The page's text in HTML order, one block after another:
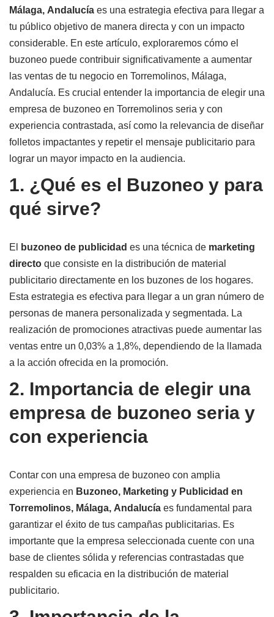
Málaga, Andalucía es una estrategia efectiva para llegar a
tu público objetivo de manera directa y con un impacto
considerable. En este artículo, exploraremos cómo el
buzoneo puede contribuir significativamente a aumentar
las ventas de tu negocio en Torremolinos, Málaga,
Andalucía. Es crucial entender la importancia de elegir una
empresa de buzoneo en Torremolinos seria y con
experiencia contrastada, así como la relevancia de diseñar
folletos impactantes y repetir el mensaje publicitario para
lograr un mayor impacto en la audiencia.
1. ¿Qué es el Buzoneo y para
qué sirve?
El buzoneo de publicidad es una técnica de marketing
directo que consiste en la distribución de material
publicitario directamente en los buzones de los hogares.
Esta estrategia es efectiva para llegar a un gran número de
personas de manera personalizada y segmentada. La
realización de promociones atractivas puede aumentar las
ventas entre un 0,03% a 1,8%, dependiendo de la llamada
a la acción ofrecida en la promoción.
2. Importancia de elegir una
empresa de buzoneo seria y
con experiencia
Contar con una empresa de buzoneo con amplia
experiencia en Buzoneo, Marketing y Publicidad en
Torremolinos, Málaga, Andalucía es fundamental para
garantizar el éxito de tus campañas publicitarias. Es
importante que la empresa seleccionada cuente con una
base de clientes sólida y referencias contrastadas que
respalden su eficacia en la distribución de material
publicitario.